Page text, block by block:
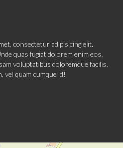
consectetur adipisicing elit.
quas fugiat dolorem enim eos,
voluptatibus doloremque facilis.
vel quam cumque id!